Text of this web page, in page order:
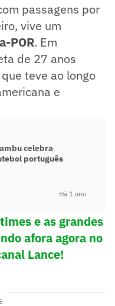
passagens por
vive um
POR. Em
de 27 anos
teve ao longo
e
celebra
português
Há 1 ano
e as grandes
afora agora no
Lance!